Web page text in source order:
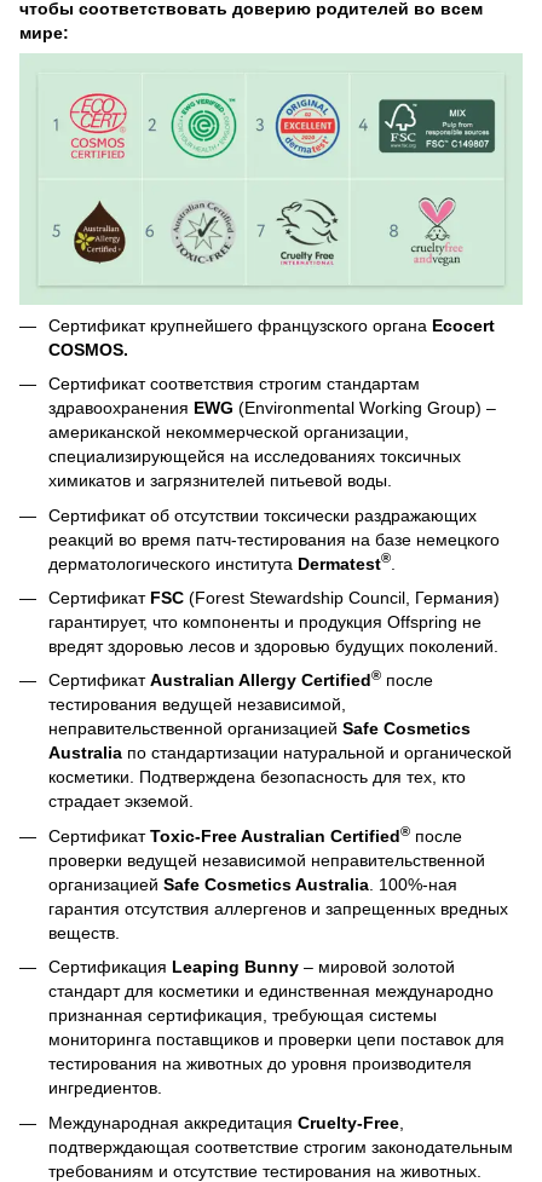
чтобы соответствовать доверию родителей во всем
мире:
Сертификат крупнейшего французского органа Ecocert
COSMOS.
Сертификат соответствия строгим стандартам
здравоохранения EWG (Environmental Working Group) –
американской некоммерческой организации,
специализирующейся на исследованиях токсичных
химикатов и загрязнителей питьевой воды.
Сертификат об отсутствии токсически раздражающих
реакций во время патч-тестирования на базе немецкого
дерматологического института Dermatest®
Сертификат FSC (Forest Stewardship Council, Германия)
гарантирует, что компоненты и продукция Offspring не
вредят здоровью лесов и здоровью будущих поколений.
СертификатAustralian Allergy Certified® после
тестирования ведущей независимой,
неправительственной организацией Safe Cosmetics
Australia по стандартизации натуральной и органической
косметики. Подтверждена безопасность для тех, кто
страдает экземой.
СертификатToxic-Free Australian Certified® после
проверки ведущей независимой неправительственной
организацией Safe Cosmetics Australia . 100%-ная
гарантия отсутствия аллергенов и запрещенных вредных
веществ.
Сертификация Leaping Bunny – мировой золотой
стандарт для косметики и единственная международно
признанная сертификация, требующая системы
мониторинга поставщиков и проверки цепи поставок для
тестирования на животных до уровня производителя
ингредиентов.
Международная аккредитация Cruelty-Free
подтверждающая соответствие строгим законодательным
требованиям и отсутствие тестирования на животных.